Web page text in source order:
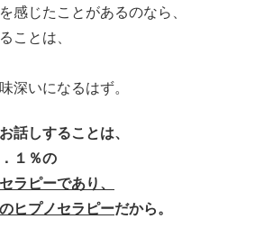
感じたことがあるのなら、
ことは、
深いになるはず。
話しすることは、
１％の
ラピーであり、
ヒプノセラピーだから。